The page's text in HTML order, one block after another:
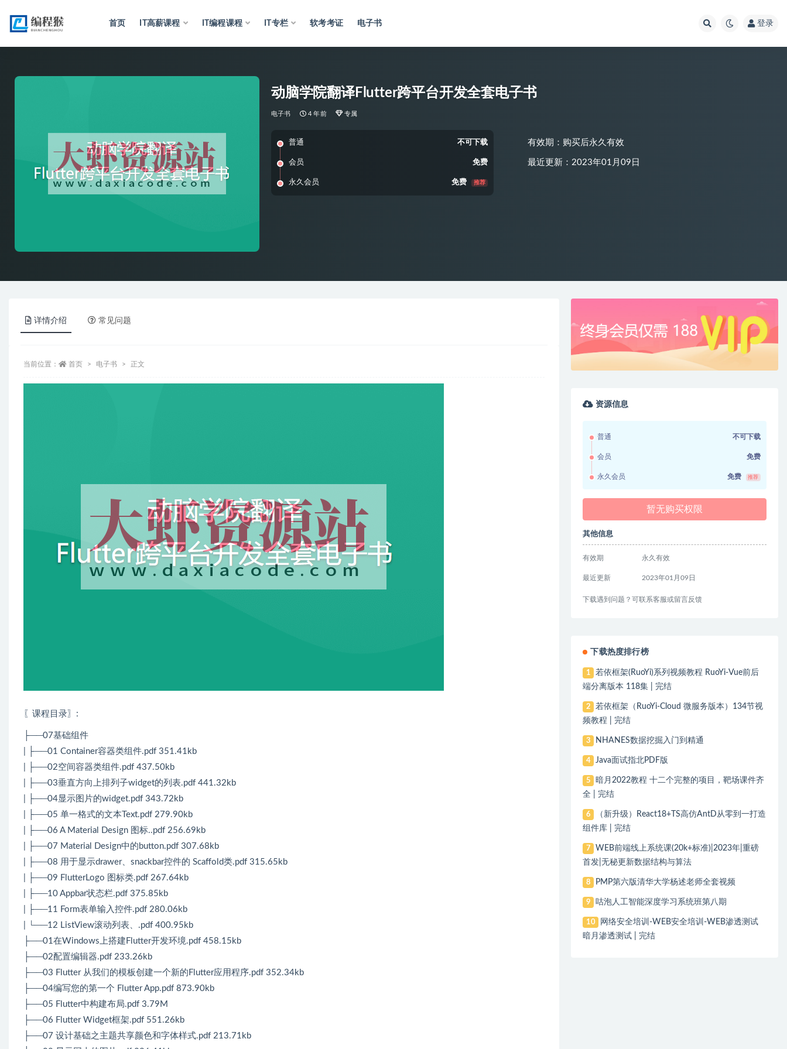
首页 IT高薪课程 IT编程课程 IT专栏 软考考证 电子书 登录
动脑学院翻译Flutter跨平台开发全套电子书
电子书 4 年前 专属
普通 不可下载
会员 免费
永久会员 免费 推荐
有效期：购买后永久有效
最近更新：2023年01月09日
详情介绍 常见问题
当前位置： 首页 电子书 正文
〖课程目录〗:
├──07基础组件
| ├──01 Container容器类组件.pdf 351.41kb
| ├──02空间容器类组件.pdf 437.50kb
| ├──03垂直方向上排列子widget的列表.pdf 441.32kb
| ├──04显示图片的widget.pdf 343.72kb
| ├──05 单一格式的文本Text.pdf 279.90kb
| ├──06 A Material Design 图标..pdf 256.69kb
| ├──07 Material Design中的button.pdf 307.68kb
| ├──08 用于显示drawer、snackbar控件的 Scaffold类.pdf 315.65kb
| ├──09 FlutterLogo 图标类.pdf 267.64kb
| ├──10 Appbar状态栏.pdf 375.85kb
| ├──11 Form表单输入控件.pdf 280.06kb
| └──12 ListView滚动列表、.pdf 400.95kb
├──01在Windows上搭建Flutter开发环境.pdf 458.15kb
├──02配置编辑器.pdf 233.26kb
├──03 Flutter 从我们的模板创建一个新的Flutter应用程序.pdf 352.34kb
├──04编写您的第一个 Flutter App.pdf 873.90kb
├──05 Flutter中构建布局.pdf 3.79M
├──06 Flutter Widget框架.pdf 551.26kb
├──07 设计基础之主题共享颜色和字体样式.pdf 213.71kb
资源信息
普通 不可下载
会员 免费
永久会员 免费 推荐
暂无购买权限
其他信息
有效期 永久有效
最近更新 2023年01月09日
下载遇到问题？可联系客服或留言反馈
下载热度排行榜
1
若依框架(RuoYi)系列视频教程 RuoYi-Vue前后
端分离版本 118集 | 完结
2
若依框架（RuoYi-Cloud 微服务版本）134节视
频教程 | 完结
3 NHANES数据挖掘入门到精通
4 Java面试指北PDF版
5
暗月2022教程 十二个完整的项目，靶场课件齐
全 | 完结
6
（新升级）React18+TS高仿AntD从零到一打造
组件库 | 完结
7
WEB前端线上系统课(20k+标准)|2023年|重磅
首发|无秘更新数据结构与算法
8 PMP第六版清华大学杨述老师全套视频
9 咕泡人工智能深度学习系统班第八期
10
网络安全培训-WEB安全培训-WEB渗透测试
暗月渗透测试 | 完结